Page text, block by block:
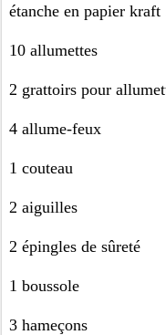
étanche en papier kraft
10 allumettes
2 grattoirs pour
4 allume-feux
1 couteau
2 aiguilles
2 épingles de sûreté
1 boussole
3 hameçons